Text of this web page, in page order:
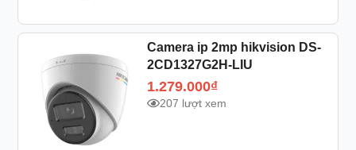
Camera ip 2mp hikvision DS-
2CD1327G2H-LIU
1.279.000₫
207 lượt xem